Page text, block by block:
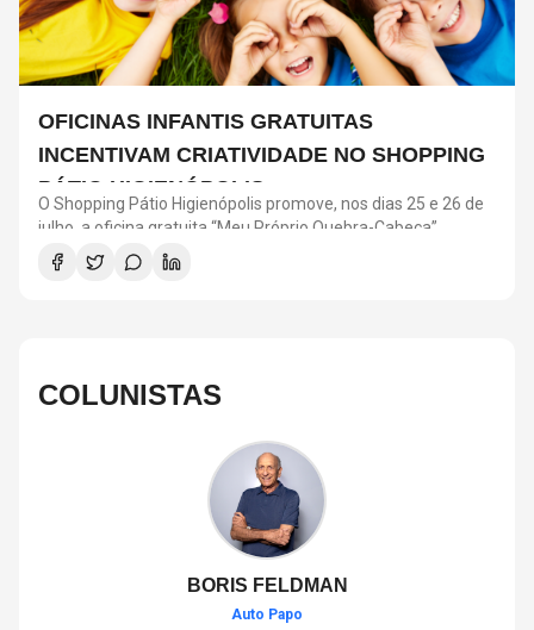
OFICINAS INFANTIS GRATUITAS
INCENTIVAM CRIATIVIDADE NO SHOPPING
PÁTIO HIGIENÓPOLIS
O Shopping Pátio Higienópolis promove, nos dias 25 e 26 de
julho, a oficina gratuita “Meu Próprio Quebra-Cabeça”,
voltada para crianças a partir de 4 anos. A atividade faz
parte da programação “Menos Telas, Mais Imaginação” e
COLUNISTAS
BORIS FELDMAN
Auto Papo